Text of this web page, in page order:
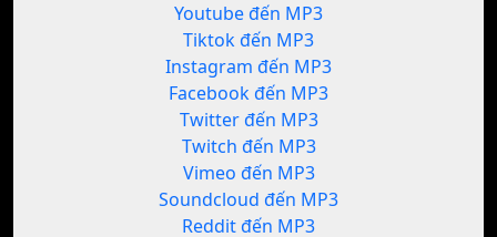
Youtube đến MP3
Tiktok đến MP3
Instagram đến MP3
Facebook đến MP3
Twitter đến MP3
Twitch đến MP3
Vimeo đến MP3
Soundcloud đến MP3
Reddit đến MP3